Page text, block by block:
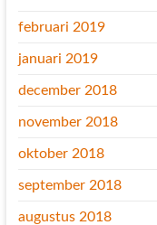
februari 2019
januari 2019
december 2018
november 2018
oktober 2018
september 2018
augustus 2018